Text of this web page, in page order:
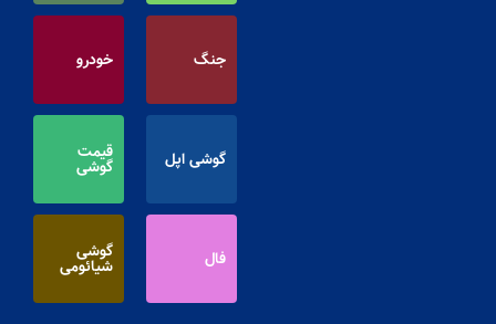
جنگ خودرو
گوشی اپل قیمت
گوشی
فال گوشی
شیائومی